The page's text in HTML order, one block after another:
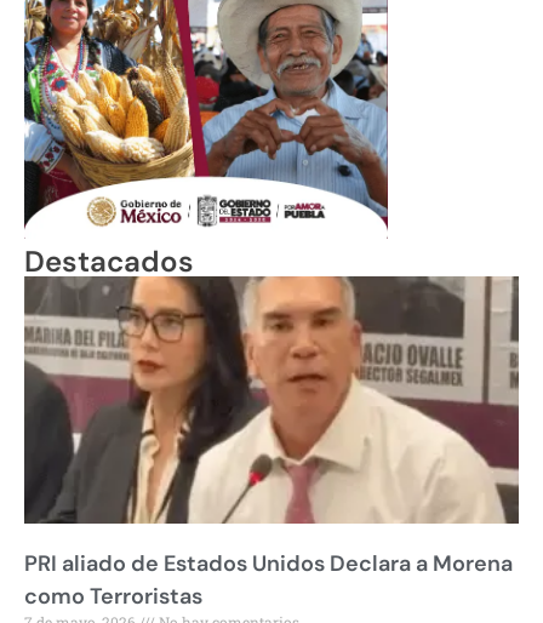
Destacados
PRI aliado de Estados Unidos Declara a Morena
como Terroristas